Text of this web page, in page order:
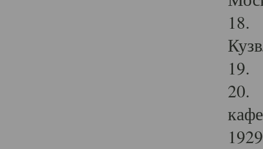
18.
19.
20.